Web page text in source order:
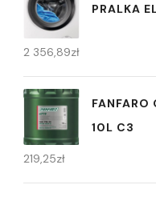
PRALKA
2 356,89zł
FANFARO
10L C3
219,25zł